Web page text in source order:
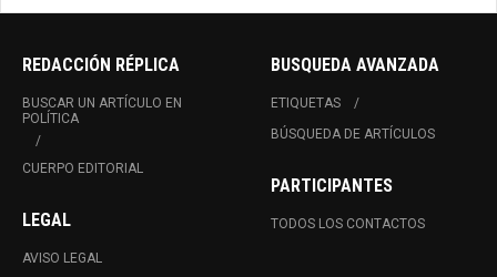
REDACCIÓN RÉPLICA
BUSCAR UN ARTÍCULO EN
POLÍTICA
CUERPO EDITORIAL
LEGAL
AVISO LEGAL
BUSQUEDA AVANZADA
ETIQUETAS
BÚSQUEDA DE ARTÍCULOS
PARTICIPANTES
TODOS LOS CONTACTOS